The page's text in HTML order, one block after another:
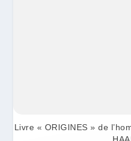
Livre « ORIGINES » de